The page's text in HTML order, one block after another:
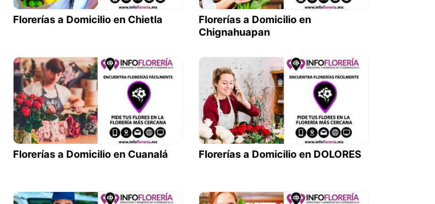
Florerías a Domicilio en Chietla
Florerías a Domicilio en
Chignahuapan
Florerías a Domicilio en Cuanalá Florerías a Domicilio en DOLORES